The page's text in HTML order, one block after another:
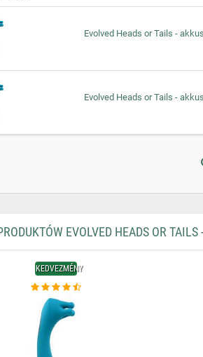
Evolved Heads or Tails -
Evolved Heads or Tails -
EVOLVED HEADS OR
KEDVEZMÉNY